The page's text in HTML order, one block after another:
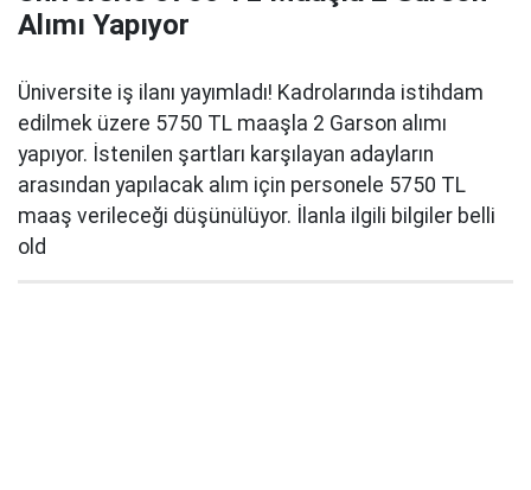
Alımı Yapıyor
Üniversite iş ilanı yayımladı! Kadrolarında istihdam
edilmek üzere 5750 TL maaşla 2 Garson alımı
yapıyor. İstenilen şartları karşılayan adayların
arasından yapılacak alım için personele 5750 TL
maaş verileceği düşünülüyor. İlanla ilgili bilgiler belli
old